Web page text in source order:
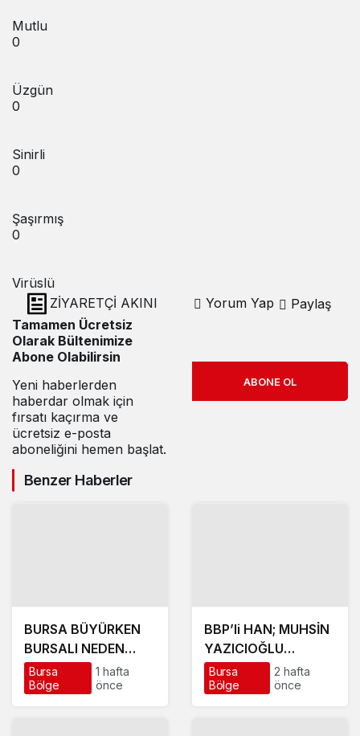
Mutlu
0
Üzgün
0
Sinirli
0
Şaşırmış
0
Virüslü
ZİYARETÇİ AKINI
Yorum Yap
Paylaş
Tamamen Ücretsiz
Olarak Bültenimize
Abone Olabilirsin
Yeni haberlerden
haberdar olmak için
fırsatı kaçırma ve
ücretsiz e-posta
aboneliğini hemen başlat.
ABONE OL
Benzer Haberler
BURSA BÜYÜRKEN
BURSALI NEDEN
YOKSULLAŞIYOR
Bursa
Bölge
1 hafta
önce
BBP’li HAN; MUHSİN
YAZICIOĞLU
DAVASINDA ADALET
MUTLAKA TECELLİ
Bursa
Bölge
2 hafta
önce